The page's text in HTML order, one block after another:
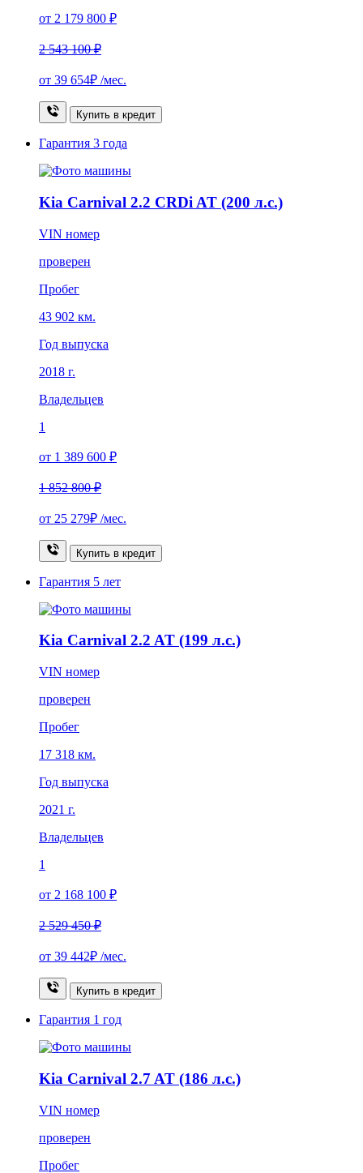
от 2 179 800 ₽
2 543 100 ₽
от 39 654₽ /мес.
Купить в кредит
Гарантия 3 года
Kia Carnival 2.2 CRDi AT (200 л.с.)
VIN номер
проверен
Пробег
43 902 км.
Год выпуска
2018 г.
Владельцев
1
от 1 389 600 ₽
1 852 800 ₽
от 25 279₽ /мес.
Купить в кредит
Гарантия 5 лет
Kia Carnival 2.2 AT (199 л.с.)
VIN номер
проверен
Пробег
17 318 км.
Год выпуска
2021 г.
Владельцев
1
от 2 168 100 ₽
2 529 450 ₽
от 39 442₽ /мес.
Купить в кредит
Гарантия 1 год
Kia Carnival 2.7 AT (186 л.с.)
VIN номер
проверен
Пробег